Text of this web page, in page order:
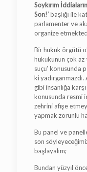
Soykırım
Son!’başlığı ile
parlamenter ve
organize
Bir hukuk örgütü
hukukunun çok az
suçu’ konusunda
ki
gibi insanlığa
konusunda resmi
zehrini afişe
yapmak zorunlu
Bu panel ve
son
başlayalım;
Bundan yüzyıl